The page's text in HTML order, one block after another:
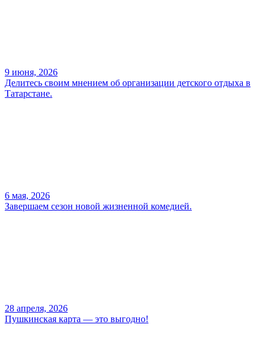
9 июня, 2026
Делитесь своим мнением об организации детского отдыха в
Татарстане.
6 мая, 2026
Завершаем сезон новой жизненной комедией.
28 апреля, 2026
Пушкинская карта — это выгодно!